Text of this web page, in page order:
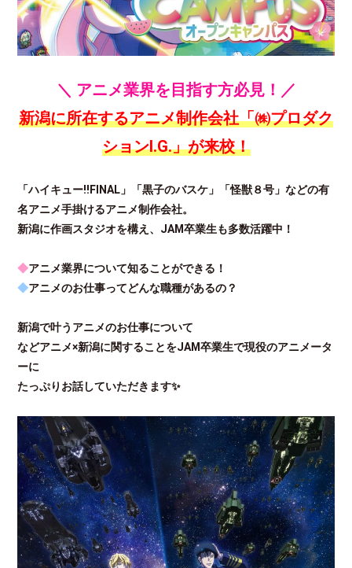
＼ アニメ業界を目指す方必見！／
新潟に所在するアニメ制作会社「㈱プロダク
ションI.G.」が来校！
「ハイキュー!!FINAL」「黒子のバスケ」「怪獣８号」などの有
名アニメ手掛けるアニメ制作会社。
新潟に作画スタジオを構え、JAM卒業生も多数活躍中！
◆アニメ業界について知ることができる！
◆アニメのお仕事ってどんな職種があるの？
新潟で叶うアニメのお仕事について
などアニメ×新潟に関することをJAM卒業生で現役のアニメータ
ーに
たっぷりお話していただきます✨